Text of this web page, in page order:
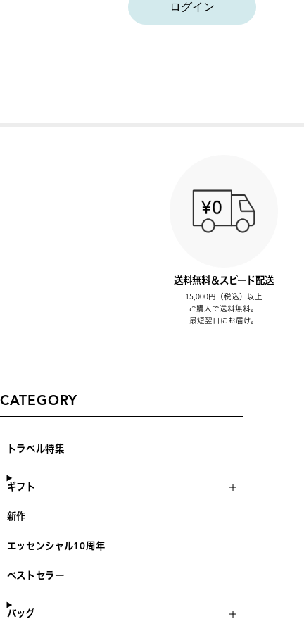
ログイン
送料無料＆スピード配送
15,000円（税込）以上
ご購入で送料無料。
最短翌日にお届け。
CATEGORY
トラベル特集
ギフト
新作
エッセンシャル10周年
ベストセラー
バッグ